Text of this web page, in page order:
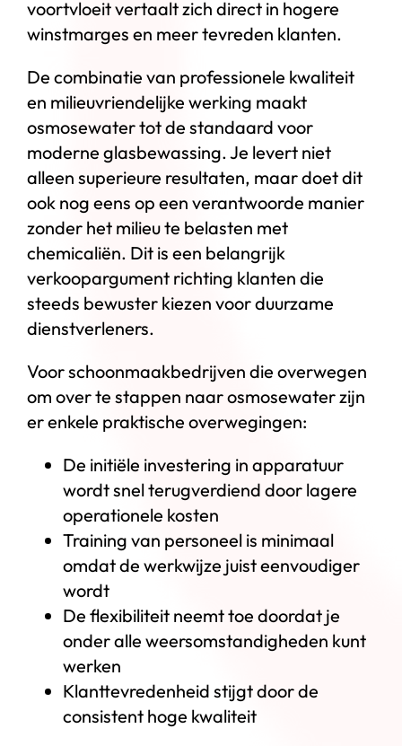
voortvloeit vertaalt zich direct in hogere
winstmarges en meer tevreden klanten.
De combinatie van professionele kwaliteit
en milieuvriendelijke werking maakt
osmosewater tot de standaard voor
moderne glasbewassing. Je levert niet
alleen superieure resultaten, maar doet dit
ook nog eens op een verantwoorde manier
zonder het milieu te belasten met
chemicaliën. Dit is een belangrijk
verkoopargument richting klanten die
steeds bewuster kiezen voor duurzame
dienstverleners.
Voor schoonmaakbedrijven die overwegen
om over te stappen naar osmosewater zijn
er enkele praktische overwegingen:
De initiële investering in apparatuur
wordt snel terugverdiend door lagere
operationele kosten
Training van personeel is minimaal
omdat de werkwijze juist eenvoudiger
wordt
De flexibiliteit neemt toe doordat je
onder alle weersomstandigheden kunt
werken
Klanttevredenheid stijgt door de
consistent hoge kwaliteit